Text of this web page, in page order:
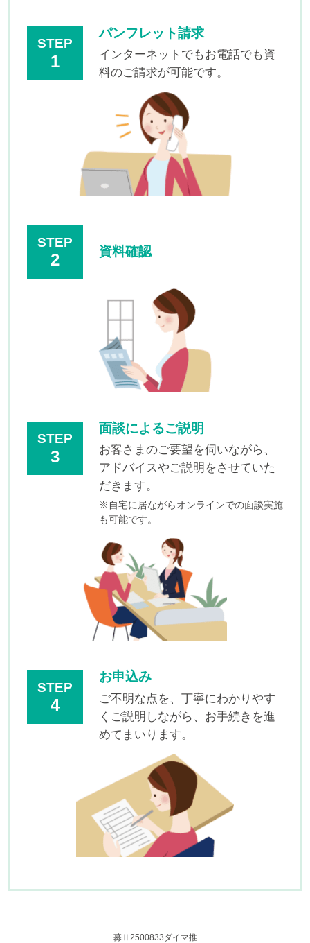
STEP
1
パンフレット請求
インターネットでもお電話でも資
料のご請求が可能です。
STEP
2 資料確認
STEP
3
面談によるご説明
お客さまのご要望を伺いながら、
アドバイスやご説明をさせていた
だきます。
※自宅に居ながらオンラインでの面談実施
も可能です。
STEP
4
お申込み
ご不明な点を、丁寧にわかりやす
くご説明しながら、お手続きを進
めてまいります。
募Ⅱ2500833ダイマ推